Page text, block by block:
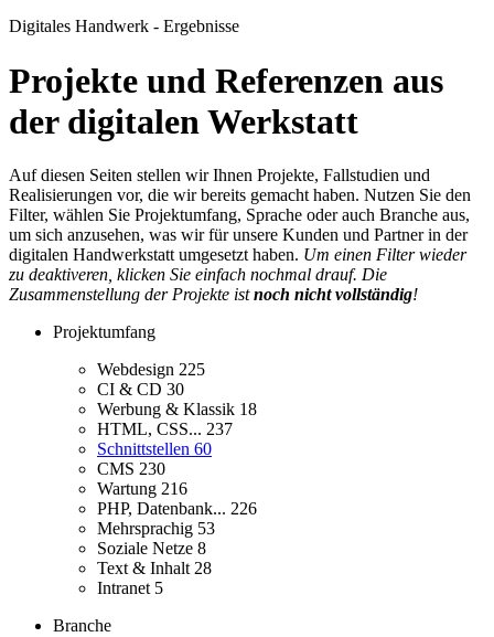
Digitales Handwerk - Ergebnisse
Projekte und Referenzen aus
der digitalen Werkstatt
Auf diesen Seiten stellen wir Ihnen Projekte, Fallstudien und
Realisierungen vor, die wir bereits gemacht haben. Nutzen Sie den
Filter, wählen Sie Projektumfang, Sprache oder auch Branche aus,
um sich anzusehen, was wir für unsere Kunden und Partner in der
digitalen Handwerkstatt umgesetzt haben. Um einen Filter wieder
zu deaktiveren, klicken Sie einfach nochmal drauf. Die
Zusammenstellung der Projekte istnoch nicht vollständig!
Projektumfang
Webdesign 225
CI & CD 30
Werbung & Klassik 18
HTML, CSS... 237
Schnittstellen 60
CMS 230
Wartung 216
PHP, Datenbank... 226
Mehrsprachig 53
Soziale Netze 8
Text & Inhalt 28
Intranet 5
Branche